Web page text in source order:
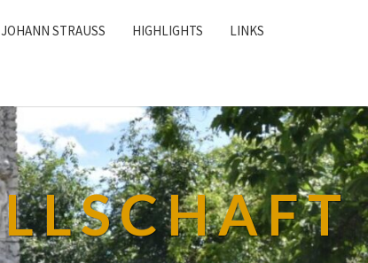
STRAUSS HIGHLIGHTS LINKS